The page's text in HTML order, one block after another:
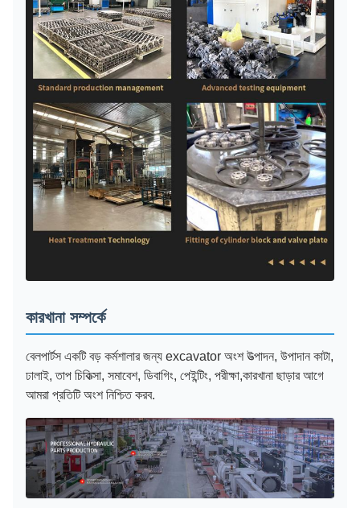
কারখানা সম্পর্কে
বেলপার্টস একটি বড় কর্মশালার জন্য excavator অংশ উত্পাদন, উপাদান কাটা,
ঢালাই, তাপ চিকিত্সা, সমাবেশ, ডিবাগিং, পেইন্টিং, পরীক্ষা,কারখানা ছাড়ার আগে
আমরা প্রতিটি অংশ নিশ্চিত করব.